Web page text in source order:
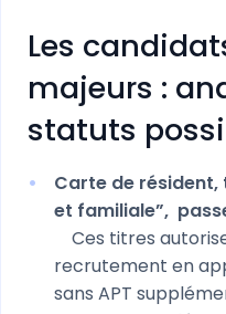
Les
majeurs :
statuts
Carte de résident,
et familiale”,
Ces titres
recrutement en
sans APT